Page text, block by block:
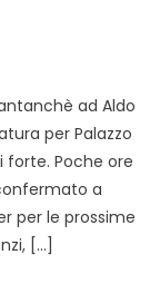
ad Aldo
per Palazzo
forte. Poche ore
a
per le prossime
[…]